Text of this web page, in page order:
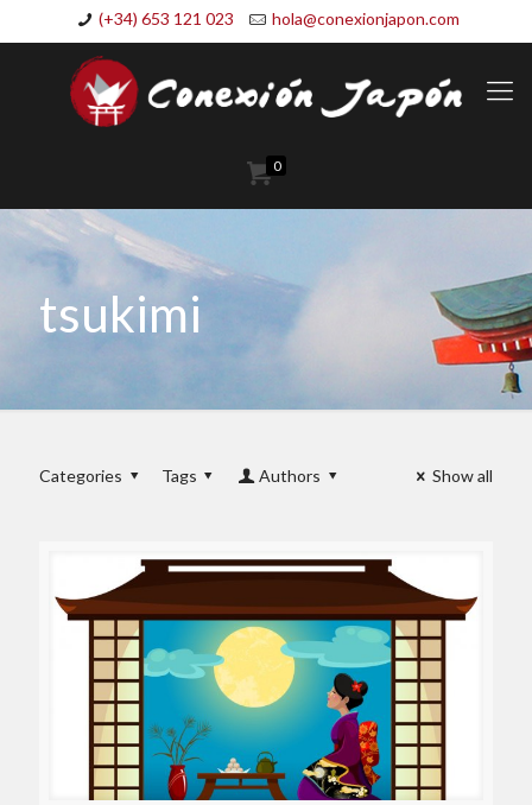
(+34) 653 121 023 hola@conexionjapon.com
0
tsukimi
Categories Tags Authors Show all